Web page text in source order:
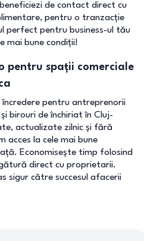
de contact direct cu
pentru o tranzacție
perfect pentru business-ul tău
mai bune condiții!
pentru spații comerciale
pentru antreprenorii
birouri de închiriat în Cluj-
actualizate zilnic și fără
acces la cele mai bune
Economisește timp folosind
direct cu proprietarii.
sigur către succesul afacerii